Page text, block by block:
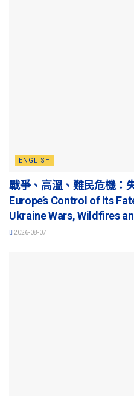
ENGLISH
戰爭、高溫、難民危機：
Europe’s Control of Its
Ukraine Wars, Wildfires
2026-08-07